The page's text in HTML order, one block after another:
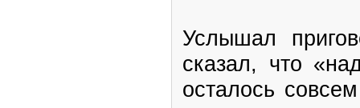
Услышал
сказал, что
осталось